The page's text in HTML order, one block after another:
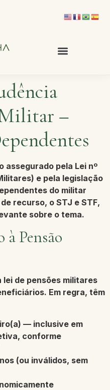
Militar –
assegurado pela Lei nº
e pela legislação
do militar
recurso, oSTJ e STF,
sobre o tema.
Pensão
de pensões militares
Em regra, têm
— inclusive em
conforme
(ou inválidos, sem